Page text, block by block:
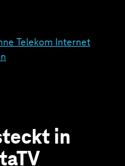
Telekom Internet
in